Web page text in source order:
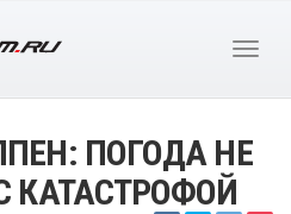
ПОГОДА НЕ
КАТАСТРОФОЙ